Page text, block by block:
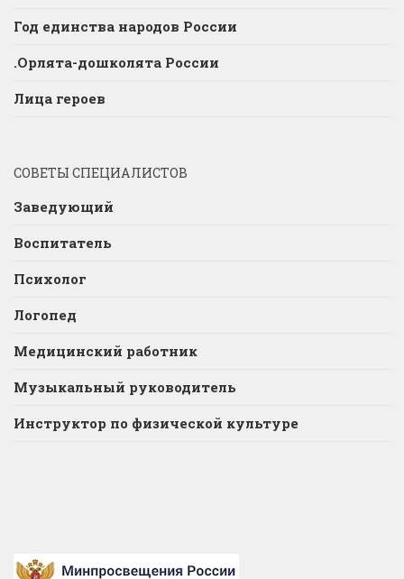
Год единства народов России
.Орлята-дошколята России
Лица героев
СОВЕТЫ СПЕЦИАЛИСТОВ
Заведующий
Воспитатель
Психолог
Логопед
Медицинский работник
Музыкальный руководитель
Инструктор по физической культуре